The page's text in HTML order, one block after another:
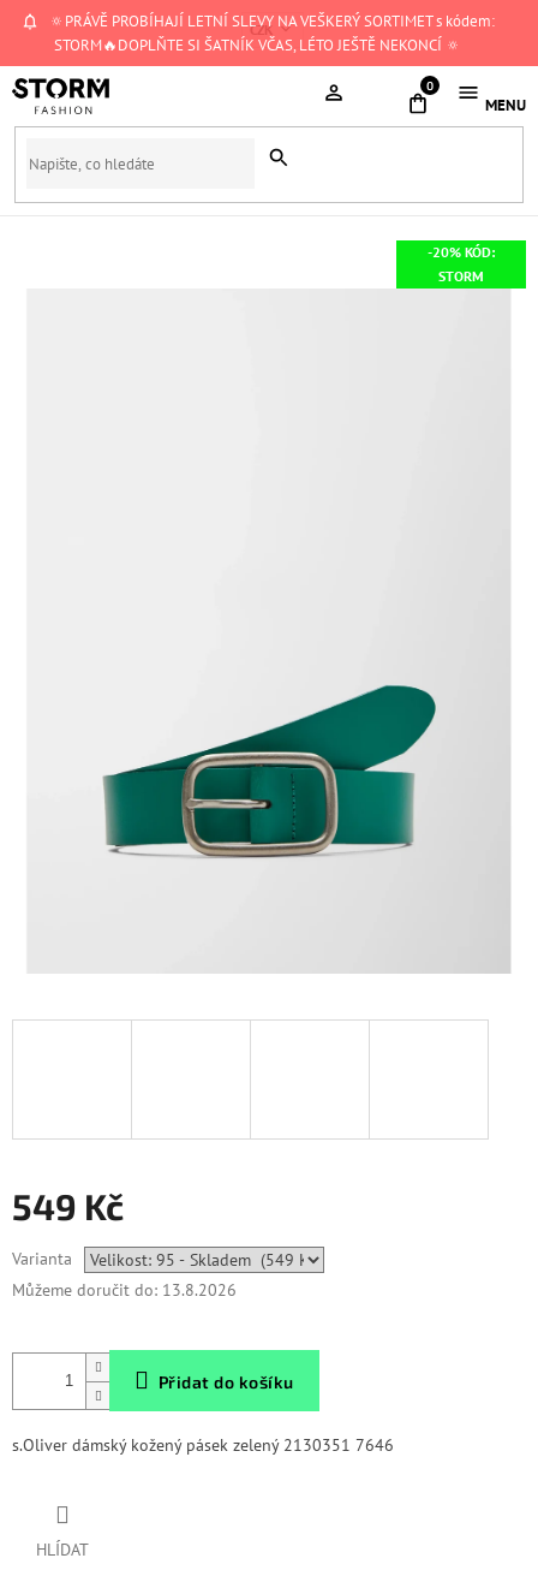
Přejít
🔅PRÁVĚ PROBÍHAJÍ LETNÍ SLEVY NA VEŠKERÝ SORTIMET s kódem:
STORM🔥DOPLŇTE SI ŠATNÍK VČAS, LÉTO JEŠTĚ NEKONCÍ 🔅
CZK
NÁKUPNÍ
-20% KÓD:
STORM
549 Kč
cena:
Varianta
Můžeme doručit do: 13.8.2026
Přidat do košíku
s.Oliver dámský kožený pásek zelený 2130351 7646
HLÍDAT